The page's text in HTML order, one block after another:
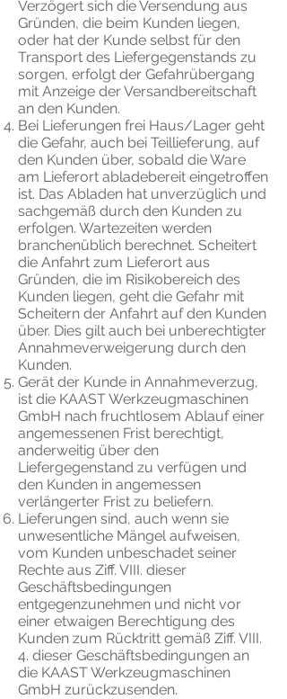
Verzögert sich die Versendung aus
Gründen, die beim Kunden liegen,
oder hat der Kunde selbst für den
Transport des Liefergegenstands zu
sorgen, erfolgt der Gefahrübergang
mit Anzeige der Versandbereitschaft
an den Kunden.
Bei Lieferungen frei Haus/Lager geht
die Gefahr, auch bei Teillieferung, auf
den Kunden über, sobald die Ware
am Lieferort abladebereit eingetroffen
ist. Das Abladen hat unverzüglich und
sachgemäß durch den Kunden zu
erfolgen. Wartezeiten werden
branchenüblich berechnet. Scheitert
die Anfahrt zum Lieferort aus
Gründen, die im Risikobereich des
Kunden liegen, geht die Gefahr mit
Scheitern der Anfahrt auf den Kunden
über. Dies gilt auch bei unberechtigter
Annahmeverweigerung durch den
Kunden.
Gerät der Kunde in Annahmeverzug,
ist die KAAST Werkzeugmaschinen
GmbH nach fruchtlosem Ablauf einer
angemessenen Frist berechtigt,
anderweitig über den
Liefergegenstand zu verfügen und
den Kunden in angemessen
verlängerter Frist zu beliefern.
Lieferungen sind, auch wenn sie
unwesentliche Mängel aufweisen,
vom Kunden unbeschadet seiner
Rechte aus Ziff. VIII. dieser
Geschäftsbedingungen
entgegenzunehmen und nicht vor
einer etwaigen Berechtigung des
Kunden zum Rücktritt gemäß Ziff. VIII.
4. dieser Geschäftsbedingungen an
die KAAST Werkzeugmaschinen
GmbH zurückzusenden.